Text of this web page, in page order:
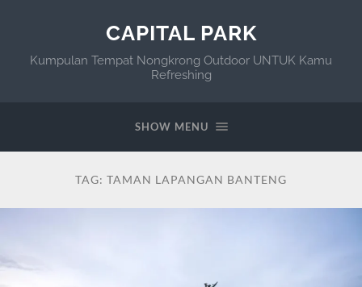
CAPITAL PARK
Kumpulan Tempat Nongkrong Outdoor UNTUK Kamu
Refreshing
SHOW MENU
TAG: TAMAN LAPANGAN BANTENG